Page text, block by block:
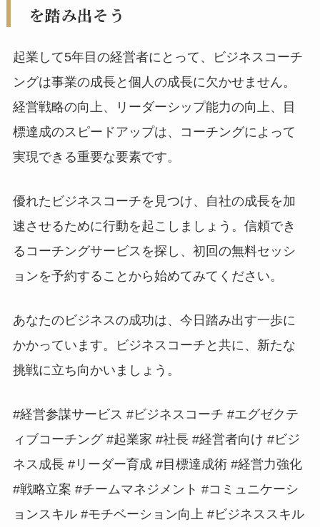
を踏み出そう
起業して5年目の経営者にとって、ビジネスコーチ
ングは事業の成長と個人の成長に欠かせません。
経営戦略の向上、リーダーシップ能力の向上、目
標達成のスピードアップは、コーチングによって
実現できる重要な要素です。
優れたビジネスコーチを見つけ、自社の成長を加
速させるために行動を起こしましょう。信頼でき
るコーチングサービスを探し、初回の無料セッシ
ョンを予約することから始めてみてください。
あなたのビジネスの成功は、今日踏み出す一歩に
かかっています。ビジネスコーチと共に、新たな
挑戦に立ち向かいましょう。
#経営参謀サービス #ビジネスコーチ #エグゼクテ
ィブコーチング #起業家 #社長 #経営者向け #ビジ
ネス成長 #リーダー育成 #目標達成術 #経営力強化
#戦略立案 #チームマネジメント #コミュニケーシ
ョンスキル #モチベーション向上 #ビジネススキル